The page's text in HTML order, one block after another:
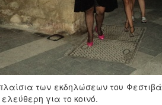
των εκδηλώσεων του
για το κοινό.